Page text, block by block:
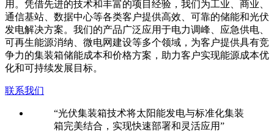
用。凭借先进的技术和丰富的项目经验，我们为工业、商业、
通信基站、数据中心等各类客户提供高效、可靠的储能和光伏
发电解决方案。我们的产品广泛应用于电力调峰、应急供电、
可再生能源消纳、微电网建设等多个领域，为客户提供具有竞
争力的集装箱储能成本和价格方案，助力客户实现能源成本优
化和可持续发展目标。
联系我们
“光伏集装箱技术将太阳能发电与标准化集装
箱完美结合，实现快速部署和灵活应用”